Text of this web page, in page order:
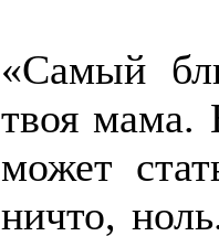
«Самый
твоя мама.
может
ничто,